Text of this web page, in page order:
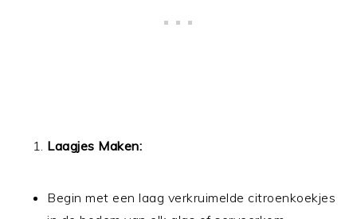
Laagjes Maken:
Begin met een laag verkruimelde citroenkoekjes